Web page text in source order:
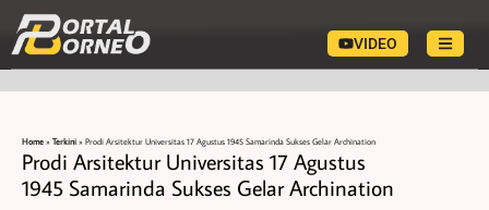
VIDEO
Home » Terkini » Prodi Arsitektur Universitas 17 Agustus 1945 Samarinda Sukses Gelar Archination
Prodi Arsitektur Universitas 17 Agustus
1945 Samarinda Sukses Gelar Archination